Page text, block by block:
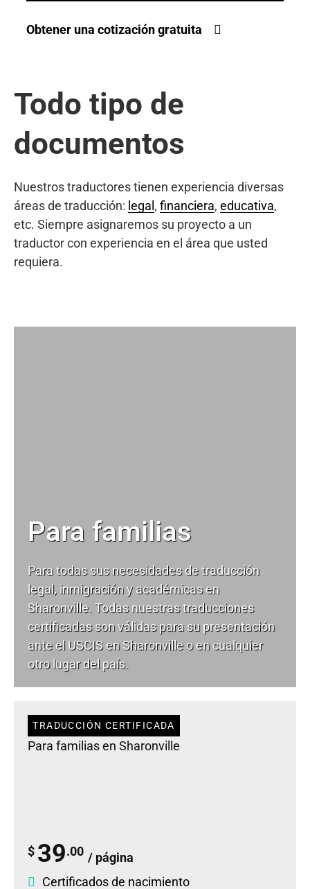
Obtener una cotización gratuita
Todo tipo de
documentos
Nuestros traductores tienen experiencia diversas
áreas de traducción: legal , financiera, educativa,
etc. Siempre asignaremos su proyecto a un
traductor con experiencia en el área que usted
requiera.
Para familias
Para todas sus necesidades detraducción
legal, inmigración y académicas en
Sharonville. Todas nuestras traducciones
certificadas son válidas para su presentación
ante el USCIS en Sharonville o en cualquier
otro lugar del país.
TRADUCCIÓN CERTIFICADA
Para familias en Sharonville
$ 39.00 / página
Certificados de nacimiento